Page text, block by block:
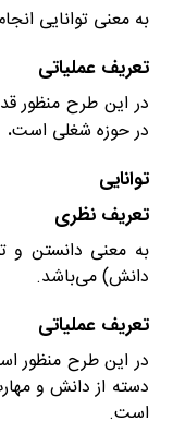
به معنی توانایی
تعریف عملیاتی
در این طرح منظور
در حوزه شغلی است.
توانایی
تعریف نظری
به معنی دانستن و
دانش) می‌باشد.
تعریف عملیاتی
در این طرح منظور
دسته از دانش و
است.